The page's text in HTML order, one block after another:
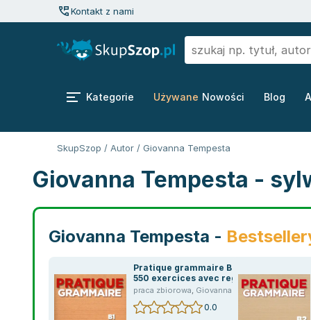
Kontakt z nami
Kategorie Używane Nowości Blog
SkupSzop / Autor / Giovanna Tempesta
Giovanna Tempesta -
Giovanna Tempesta -
Pratique grammaire B1
550 exercices avec regles
praca zbiorowa, Giovanna Tempesta-Renaud ,
0.0